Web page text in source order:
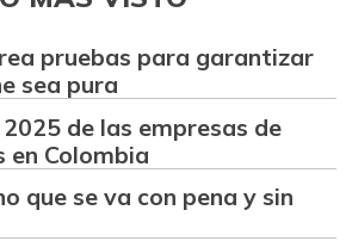
pruebas para garantizar
sea pura
de las empresas de
en Colombia
que se va con pena y sin